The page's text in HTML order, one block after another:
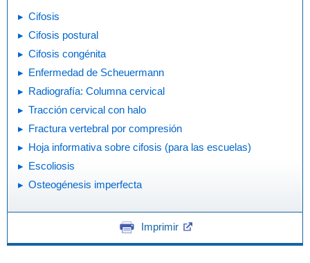
Cifosis
Cifosis postural
Cifosis congénita
Enfermedad de Scheuermann
Radiografía: Columna cervical
Tracción cervical con halo
Fractura vertebral por compresión
Hoja informativa sobre cifosis (para las escuelas)
Escoliosis
Osteogénesis imperfecta
Imprimir